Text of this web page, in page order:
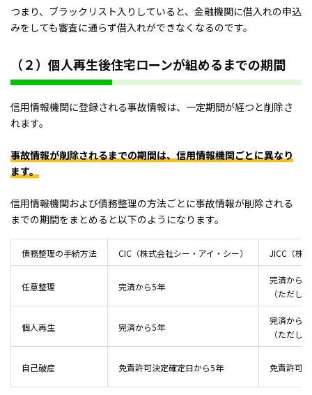
つまり、ブラックリスト入りしていると、金融機関に借入れの申込
みをしても審査に通らず借入れができなくなるのです。
（２）個人再生後住宅ローンが組めるまでの期間
信用情報機関に登録される事故情報は、一定期間が経つと削除さ
れます。
事故情報が削除されるまでの期間は、信用情報機関ごとに異なり
ます。
信用情報機関および債務整理の方法ごとに事故情報が削除される
までの期間をまとめると以下のようになります。
債務整理の手続方法 CIC（株式会社シー・アイ・シー） JICC（株
任意整理 完済から5年
完済から5
（ただし
個人再生 完済から5年
完済から5
（ただし
自己破産 免責許可決定確定日から5年 免責許可